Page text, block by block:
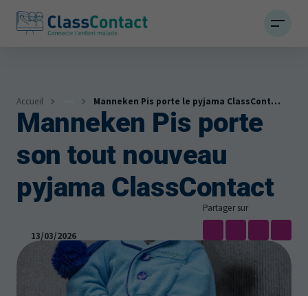
Accueil
Infos
Actualités et témoignages
Manneken Pis porte le pyjama ClassContact pour la Journée Pyjama
Manneken Pis porte
son tout nouveau
pyjama ClassContact
13/03/2026
Partager sur